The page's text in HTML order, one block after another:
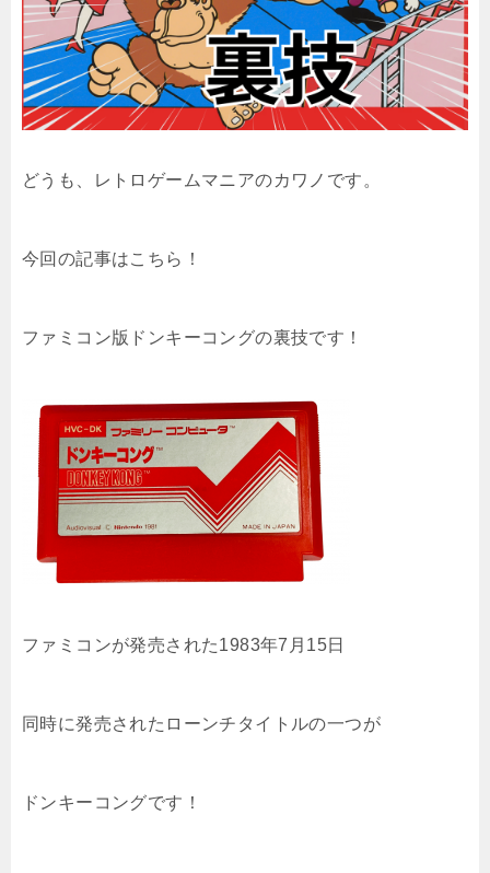
どうも、レトロゲームマニアのカワノです。
今回の記事はこちら！
ファミコン版ドンキーコングの裏技です！
ファミコンが発売された1983年7月15日
同時に発売されたローンチタイトルの一つが
ドンキーコングです！